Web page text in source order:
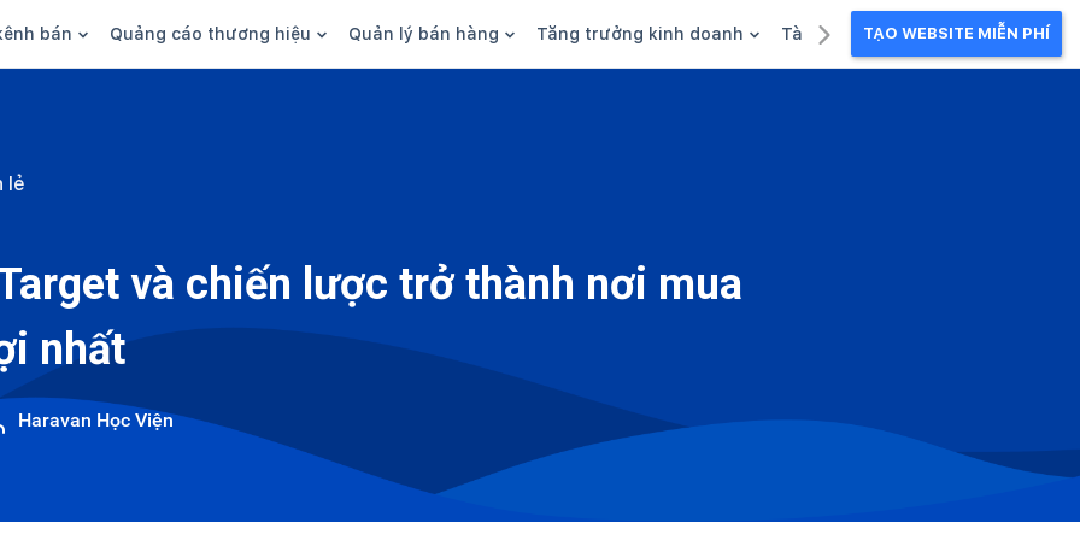
bán
social
Quảng cáo thương hiệu
Thương hiệu/Brand
Quản lý bán hàng
Tài chính
Nhân viên
Tăng trưởng kinh doanh Tài liệu kinh doanhTẠO WEBSITE MIỄN PHÍ
lẻ
và chiến lược trở thành nơi mua
nhất
Haravan Học Viện